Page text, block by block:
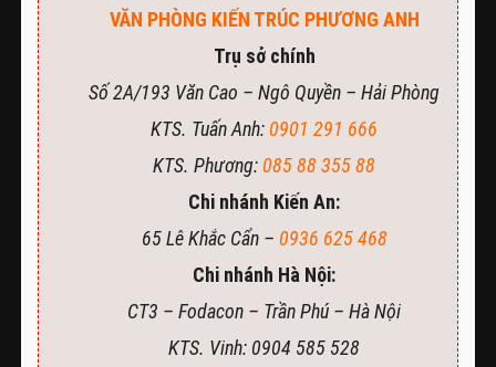
VĂN PHÒNG KIẾN TRÚC PHƯƠNG ANH
Trụ sở chính
Số 2A/193 Văn Cao – Ngô Quyền – Hải Phòng
KTS. Tuấn Anh: 0901 291 666
KTS. Phương: 085 88 355 88
Chi nhánh Kiến An:
65 Lê Khắc Cẩn – 0936 625 468
Chi nhánh Hà Nội:
CT3 – Fodacon – Trần Phú – Hà Nội
KTS. Vinh: 0904 585 528